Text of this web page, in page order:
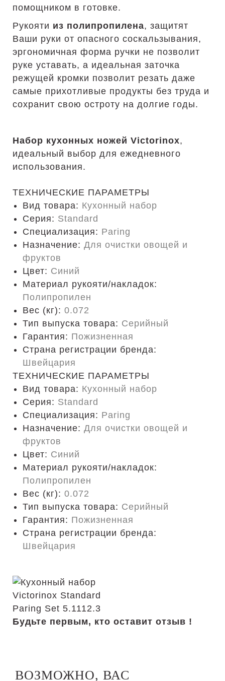
помощником в готовке.
Рукояти из полипропилена, защитят
Ваши руки от опасного соскальзывания,
эргономичная форма ручки не позволит
руке уставать, а идеальная заточка
режущей кромки позволит резать даже
самые прихотливые продукты без труда и
сохранит свою остроту на долгие годы.
Набор кухонных ножей Victorinox,
идеальный выбор для ежедневного
использования.
ТЕХНИЧЕСКИЕ ПАРАМЕТРЫ
Вид товара: Кухонный набор
Серия: Standard
Специализация: Paring
Назначение: Для очистки овощей и
фруктов
Цвет: Синий
Материал рукояти/накладок:
Полипропилен
Вес (кг): 0.072
Тип выпуска товара: Серийный
Гарантия: Пожизненная
Страна регистрации бренда:
Швейцария
ТЕХНИЧЕСКИЕ ПАРАМЕТРЫ
Вид товара: Кухонный набор
Серия: Standard
Специализация: Paring
Назначение: Для очистки овощей и
фруктов
Цвет: Синий
Материал рукояти/накладок:
Полипропилен
Вес (кг): 0.072
Тип выпуска товара: Серийный
Гарантия: Пожизненная
Страна регистрации бренда:
Швейцария
Будьте первым, кто оставит отзыв !
ВОЗМОЖНО, ВАС